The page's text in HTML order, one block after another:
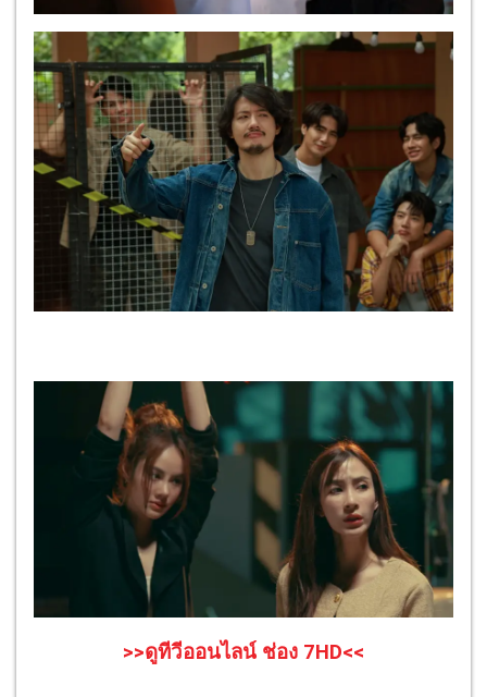
>>ดูทีวีออนไลน์ ช่อง 7HD<<